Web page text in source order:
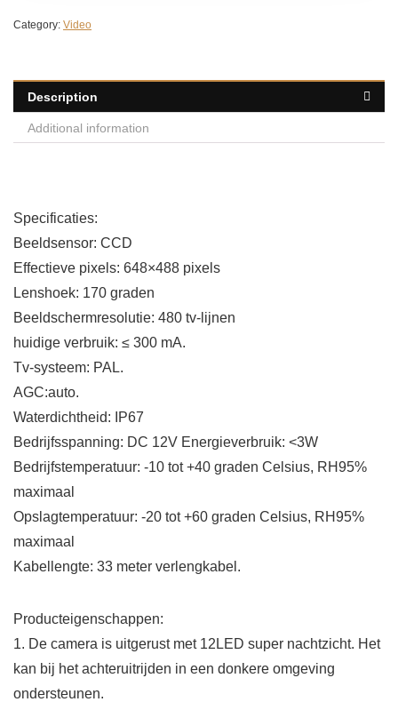
Category: Video
Description
Additional information
Specificaties:
Beeldsensor: CCD
Effectieve pixels: 648×488 pixels
Lenshoek: 170 graden
Beeldschermresolutie: 480 tv-lijnen
huidige verbruik: ≤ 300 mA.
Tv-systeem: PAL.
AGC:auto.
Waterdichtheid: IP67
Bedrijfsspanning: DC 12V Energieverbruik: <3W
Bedrijfstemperatuur: -10 tot +40 graden Celsius, RH95%
maximaal
Opslagtemperatuur: -20 tot +60 graden Celsius, RH95%
maximaal
Kabellengte: 33 meter verlengkabel.
Producteigenschappen:
1. De camera is uitgerust met 12LED super nachtzicht. Het
kan bij het achteruitrijden in een donkere omgeving
ondersteunen.